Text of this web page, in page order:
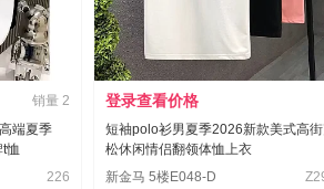
销量 2
端夏季
恤
226
登录查看价格
短袖polo衫男夏季2026新款美式高
松休闲情侣翻领体恤上衣
新金马 5楼E048-D